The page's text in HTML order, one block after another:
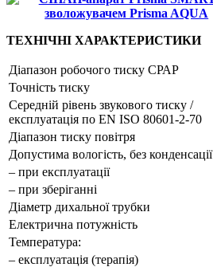
ТЕХНІЧНІ ХАРАКТЕРИСТИКИ
Діапазон робочого тиску СРАР
Точність тиску
Середній рівень звукового тиску /
експлуатація по ЕN ISO 80601-2-70
Діапазон тиску повітря
Допустима вологість, без конденсації
– при експлуатації
– при зберіганні
Діаметр дихальної трубки
Електрична потужність
Температура:
– експлуатація (терапія)